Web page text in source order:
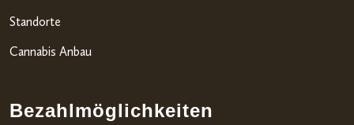
Standorte
Cannabis Anbau
Bezahlmöglichkeiten